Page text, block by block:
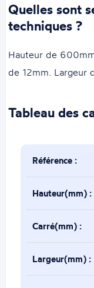
Quelles sont
techniques ?
Hauteur de
de 12mm. Largeur
Tableau des
Référence :
Hauteur(mm) :
Carré(mm) :
Largeur(mm) :